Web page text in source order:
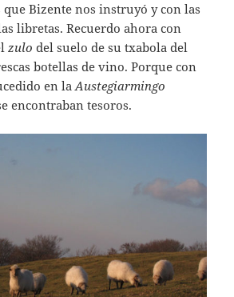
Bizente nos instruyó y con las
libretas. Recuerdo ahora con
zulo del suelo de su txabola del
botellas de vino. Porque con
en laAustegiarmingo
encontraban tesoros.